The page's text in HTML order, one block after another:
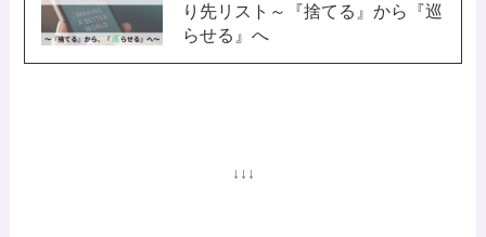
り先リスト～『捨てる』から『巡
らせる』へ
↓↓↓